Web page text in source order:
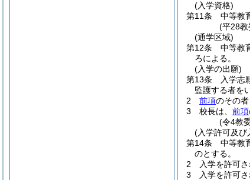
(入学資格)
第11条
中等教
(平28教
(通学区域)
第12条
中等教
ろによる。
(入学の出願)
第13条
入学志
監護する者を
2
前項のその
3
校長は、 前項
(令4教
(入学許可及び
第14条
中等教
のとする。
2
入学を許可
3
入学を許可